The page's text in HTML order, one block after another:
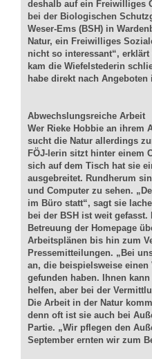
deshalb auf ein Freiwilliges
bei der Biologischen
Weser-Ems (BSH) in
Natur, ein Freiwilliges
nicht so interessant“,
kam die Wiefelstederin
habe direkt nach Angeboten
Abwechslungsreiche Arbeit
Wer Rieke Hobbie an ihrem
sucht die Natur allerdings
FÖJ-lerin sitzt hinter einem
sich auf dem Tisch hat sie
ausgebreitet. Rundherum
und Computer zu sehen.
im Büro statt“, sagt sie
bei der BSH ist weit
Betreuung der Homepage
Arbeitsplänen bis hin zum
Pressemitteilungen. „Bei
an, die beispielsweise einen
gefunden haben. Ihnen
helfen, aber bei der
Die Arbeit in der Natur
denn oft ist sie auch bei
Partie. „Wir pflegen den
September ernten wir zum